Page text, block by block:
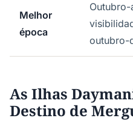
Melhor
época
outubro-
As Ilhas
Destino de